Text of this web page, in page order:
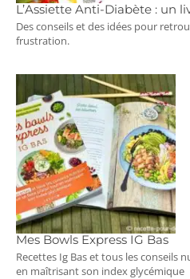
L’Assiette Anti-Diabète : un
Des conseils et des idées pour
frustration.
Mes Bowls Express IG Bas
Recettes Ig Bas et tous les conseils
en maîtrisant son index glycémique